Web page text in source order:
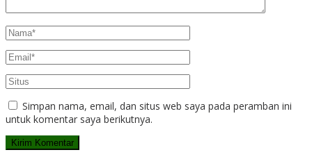
Simpan nama, email, dan situs web saya pada peramban ini
untuk komentar saya berikutnya.